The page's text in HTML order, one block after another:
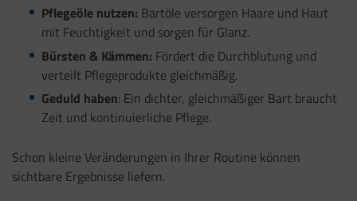
Pflegeöle nutzen: Bartöle versorgen Haare und Haut
mit Feuchtigkeit und sorgen für Glanz.
Bürsten & Kämmen: Fördert die Durchblutung und
verteilt Pflegeprodukte gleichmäßig.
Geduld haben: Ein dichter, gleichmäßiger Bart braucht
Zeit und kontinuierliche Pflege.
Schon kleine Veränderungen in Ihrer Routine können
sichtbare Ergebnisse liefern.